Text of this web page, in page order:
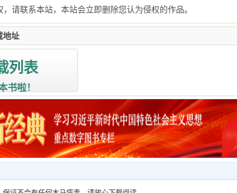
请联系本站，本站会立即删除您认为侵权的作品。
地址
列表
书啦！